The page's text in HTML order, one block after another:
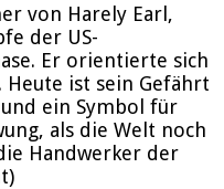
von Harely Earl,
der US-
Er orientierte sich
ist sein Gefährt
ein Symbol für
als die Welt noch
Handwerker der